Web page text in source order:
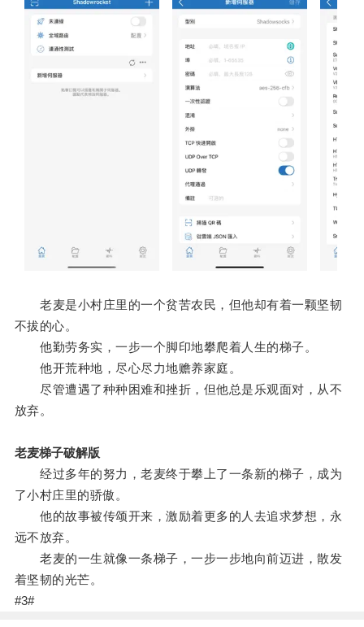
老麦是小村庄里的一个贫苦农民，但他却有着一颗坚韧
不拔的心。
他勤劳务实，一步一个脚印地攀爬着人生的梯子。
他开荒种地，尽心尽力地赡养家庭。
尽管遭遇了种种困难和挫折，但他总是乐观面对，从不
放弃。
老麦梯子破解版
经过多年的努力，老麦终于攀上了一条新的梯子，成为
了小村庄里的骄傲。
他的故事被传颂开来，激励着更多的人去追求梦想，永
远不放弃。
老麦的一生就像一条梯子，一步一步地向前迈进，散发
着坚韧的光芒。
#3#